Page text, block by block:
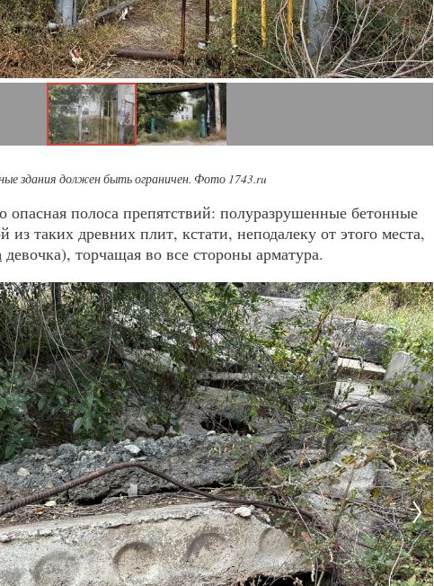
здания должен быть ограничен. Фото 1743.ru
полоса препятствий: полуразрушенные бетонные
из таких древних плит, кстати, неподалеку от этого места,
девочка), торчащая во все стороны арматура.